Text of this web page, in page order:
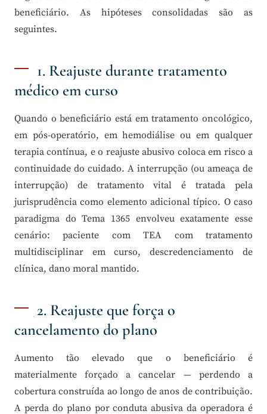
beneficiário. As hipóteses consolidadas são as
seguintes.
1. Reajuste durante tratamento
médico em curso
Quando o beneficiário está em tratamento oncológico,
em pós-operatório, em hemodiálise ou em qualquer
terapia contínua, e o reajuste abusivo coloca em risco a
continuidade do cuidado. A interrupção (ou ameaça de
interrupção) de tratamento vital é tratada pela
jurisprudência como elemento adicional típico. O caso
paradigma do Tema 1365 envolveu exatamente esse
cenário: paciente com TEA com tratamento
multidisciplinar em curso, descredenciamento de
clínica, dano moral mantido.
2. Reajuste que força o
cancelamento do plano
Aumento tão elevado que o beneficiário é
materialmente forçado a cancelar — perdendo a
cobertura construída ao longo de anos de contribuição.
A perda do plano por conduta abusiva da operadora é